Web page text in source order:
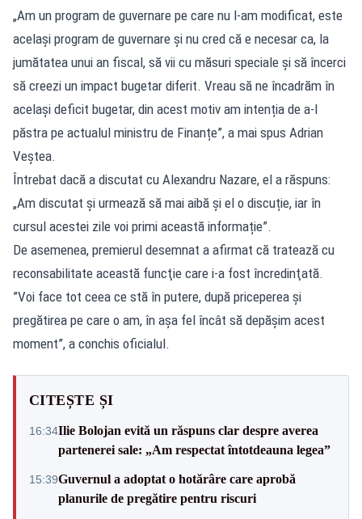
„Am un program de guvernare pe care nu l-am modificat, este
același program de guvernare și nu cred că e necesar ca, la
jumătatea unui an fiscal, să vii cu măsuri speciale și să încerci
să creezi un impact bugetar diferit. Vreau să ne încadrăm în
același deficit bugetar, din acest motiv am intenția de a-l
păstra pe actualul ministru de Finanțe”, a mai spus Adrian
Veștea.
Întrebat dacă a discutat cu Alexandru Nazare, el a răspuns:
„Am discutat și urmează să mai aibă și el o discuție, iar în
cursul acestei zile voi primi această informație”.
De asemenea, premierul desemnat a afirmat că tratează cu
reconsabilitate această funcţie care i-a fost încredinţată.
”Voi face tot ceea ce stă în putere, după priceperea şi
pregătirea pe care o am, în aşa fel încât să depăşim acest
moment”, a conchis oficialul.
CITEȘTE ȘI
16:34Ilie Bolojan evită un răspuns clar despre averea
partenerei sale: „Am respectat întotdeauna legea”
15:39Guvernul a adoptat o hotărâre care aprobă
planurile de pregătire pentru riscuri